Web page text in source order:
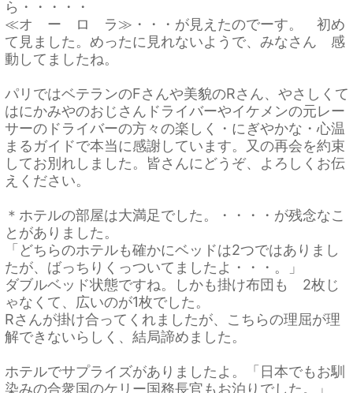
ら・・・・・
≪オ ー ロ ラ≫・・・が見えたのでーす。 初め
て見ました。めったに見れないようで、みなさん 感
動してましたね。
パリではベテランのFさんや美貌のRさん、やさしくて
はにかみやのおじさんドライバーやイケメンの元レー
サーのドライバーの方々の楽しく・にぎやかな・心温
まるガイドで本当に感謝しています。又の再会を約束
してお別れしました。皆さんにどうぞ、よろしくお伝
えください。
＊ホテルの部屋は大満足でした。・・・・が残念なこ
とがありました。
「どちらのホテルも確かにベッドは2つではありまし
たが、ばっちりくっついてましたよ・・・。」
ダブルベッド状態ですね。しかも掛け布団も 2枚じ
ゃなくて、広いのが1枚でした。
Rさんが掛け合ってくれましたが、こちらの理屈が理
解できないらしく、結局諦めました。
ホテルでサプライズがありましたよ。「日本でもお馴
染みの合衆国のケリー国務長官もお泊りでした。」